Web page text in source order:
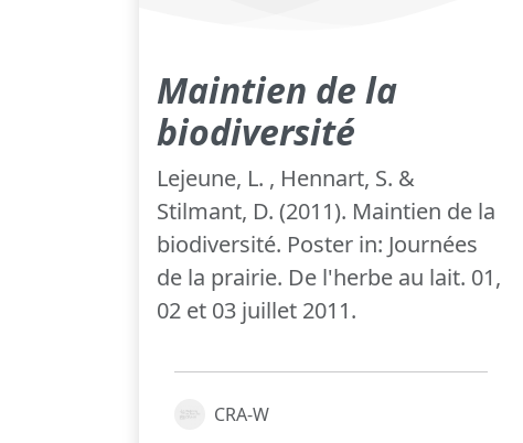
Maintien de la
biodiversité
Lejeune, L. , Hennart, S. &
Stilmant, D. (2011). Maintien de la
biodiversité. Poster in: Journées
de la prairie. De l'herbe au lait. 01,
02 et 03 juillet 2011.
CRA-W